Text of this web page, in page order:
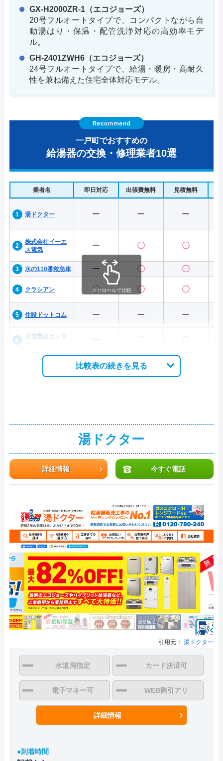
GX-H2000ZR-1（エコジョーズ）
20号フルオートタイプで、コンパクトながら自
動湯はり・保温・配管洗浄対応の高効率モデ
ル。
GH-2401ZWH6（エコジョーズ）
24号フルオートタイプで、給湯・暖房・高耐久
性を兼ね備えた住宅全体対応モデル。
一戸町でおすすめの
給湯器の交換・修理業者10選
業者名 即日対応 出張費無料 見積無料
湯ドクター ー ー ー
株式会社イーエ
ス電気
ー 〇 〇
水の110番救急車 ー 〇 〇
クラシアン 〇 〇 〇
住設ドットコム ー ー ー
水道救急センタ
スクロールで比較
比較表の続きを見る
湯ドクター
詳細情報 今すぐ電話
引用元： 湯ドクター
水道局指定 カード決済可
電子マネー可 WEB割引アリ
詳細情報
●到着時間